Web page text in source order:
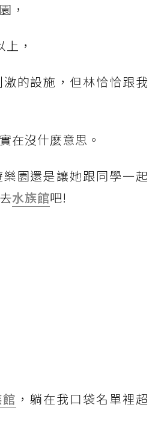
，
，
的設施，但林恰恰跟我
在沒什麼意思。
園還是讓她跟同學一起
水族館吧!
，躺在我口袋名單裡超